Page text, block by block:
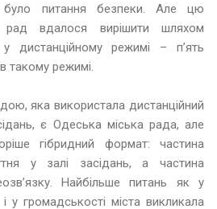
було питання безпеки. Але цю
вдалося вирішити шляхом
дистанційному режимі – п’ять
такому режимі.
яка використала дистанційний
є Одеська міська рада, але
гібридний формат: частина
у залі засідань, а частина
Найбільше питань як у
у громадськості міста викликала